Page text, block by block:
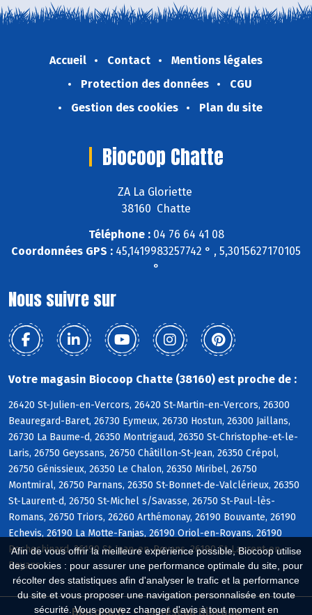
Afin de vous offrir la meilleure expérience possible, Biocoop utilise
des cookies : pour assurer une performance optimale du site, pour
récolter des statistiques afin d'analyser le trafic et la performance
du site et vous proposer une navigation personnalisée en toute
sécurité. Vous pouvez changer d'avis à tout moment en
Accueil Contact
Mentions légales
Protection des données
CGU
Gestion des cookies
Plan du site
Biocoop Chatte
ZA La Gloriette
38160 Chatte
Téléphone :04 76 64 41 08
Coordonnées GPS : 45,1419983257742 ° , 5,3015627170105
°
Nous suivre sur
Votre magasin Biocoop Chatte (38160) est proche de :
26420 St-Julien-en-Vercors, 26420 St-Martin-en-Vercors, 26300
Beauregard-Baret, 26730 Eymeux, 26730 Hostun, 26300 Jaillans,
26730 La Baume-d, 26350 Montrigaud, 26350 St-Christophe-et-le-
Laris, 26750 Geyssans, 26750 Châtillon-St-Jean, 26350 Crépol,
26750 Génissieux, 26350 Le Chalon, 26350 Miribel, 26750
Montmiral, 26750 Parnans, 26350 St-Bonnet-de-Valclérieux, 26350
St-Laurent-d, 26750 St-Michel s/Savasse, 26750 St-Paul-lès-
Romans, 26750 Triors, 26260 Arthémonay, 26190 Bouvante, 26190
Echevis, 26190 La Motte-Fanjas, 26190 Oriol-en-Royans, 26190
Rochechinard, 26190 St-Jean-en-Royans, 26190 St-Laurent-en-
Royans
Biocoop.fr Le réseau Biocoop